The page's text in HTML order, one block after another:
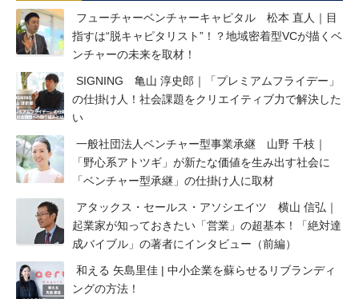
フューチャーベンチャーキャピタル 松本 直人｜目
指すは“脱キャピタリスト”！？地域密着型VCが描くベ
ンチャーの未来を取材！
SIGNING 亀山 淳史郎｜「プレミアムフライデー」
の仕掛け人！社会課題をクリエイティブ力で解決した
い
一般社団法人ベンチャー型事業承継 山野 千枝｜
「野心系アトツギ」が新たな価値を生み出す社会に
「ベンチャー型承継」の仕掛け人に取材
アタックス・セールス・アソシエイツ 横山 信弘｜
起業家が知っておきたい「営業」の超基本！「絶対達
成バイブル」の著者にインタビュー（前編）
和える 矢島里佳 | 中小企業を蘇らせるリブランディ
ングの方法！